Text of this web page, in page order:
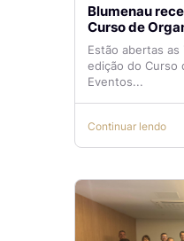
Blumenau
Curso de
Lilian Ribeiro
Estão abertas as
edição do Curso
Eventos...
Continuar lendo